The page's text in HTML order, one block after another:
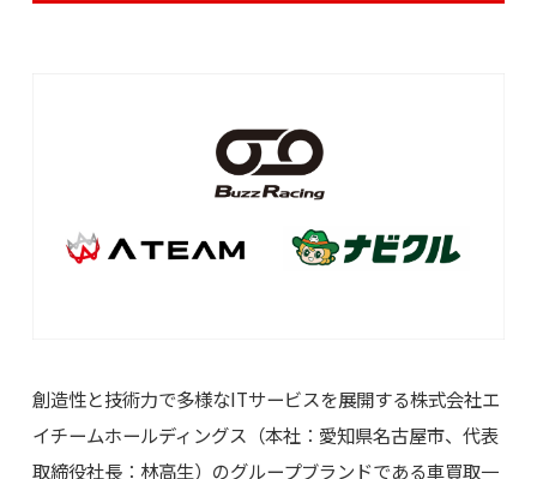
創造性と技術力で多様なITサービスを展開する株式会社エ
イチームホールディングス（本社：愛知県名古屋市、代表
取締役社長：林高生）のグループブランドである車買取一